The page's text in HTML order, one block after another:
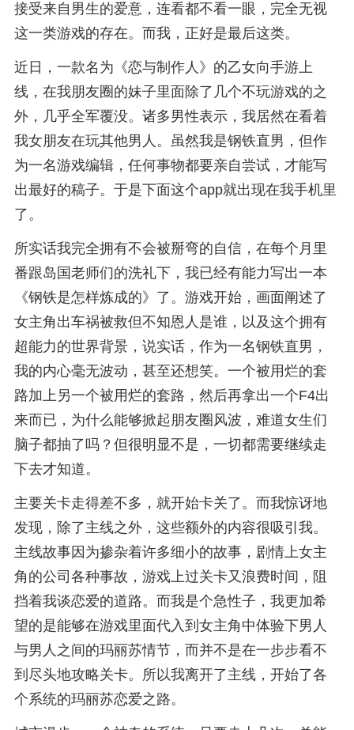
接受来自男生的爱意，连看都不看一眼，完全无视
这一类游戏的存在。而我，正好是最后这类。
近日，一款名为《恋与制作人》的乙女向手游上
线，在我朋友圈的妹子里面除了几个不玩游戏的之
外，几乎全军覆没。诸多男性表示，我居然在看着
我女朋友在玩其他男人。虽然我是钢铁直男，但作
为一名游戏编辑，任何事物都要亲自尝试，才能写
出最好的稿子。于是下面这个app就出现在我手机里
了。
所实话我完全拥有不会被掰弯的自信，在每个月里
番跟岛国老师们的洗礼下，我已经有能力写出一本
《钢铁是怎样炼成的》了。游戏开始，画面阐述了
女主角出车祸被救但不知恩人是谁，以及这个拥有
超能力的世界背景，说实话，作为一名钢铁直男，
我的内心毫无波动，甚至还想笑。一个被用烂的套
路加上另一个被用烂的套路，然后再拿出一个F4出
来而已，为什么能够掀起朋友圈风波，难道女生们
脑子都抽了吗？但很明显不是，一切都需要继续走
下去才知道。
主要关卡走得差不多，就开始卡关了。而我惊讶地
发现，除了主线之外，这些额外的内容很吸引我。
主线故事因为掺杂着许多细小的故事，剧情上女主
角的公司各种事故，游戏上过关卡又浪费时间，阻
挡着我谈恋爱的道路。而我是个急性子，我更加希
望的是能够在游戏里面代入到女主角中体验下男人
与男人之间的玛丽苏情节，而并不是在一步步看不
到尽头地攻略关卡。所以我离开了主线，开始了各
个系统的玛丽苏恋爱之路。